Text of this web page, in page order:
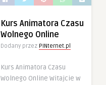
Kurs Animatora Czasu
Wolnego Online
Dodany przez PINternet.pl
Kurs Animatora Czasu
Wolnego Online Witajcie w